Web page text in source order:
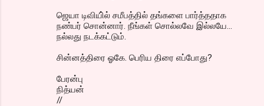
ஜெயா டிவியி்ல் சமீபத்தில் தங்களை பார்த்ததாக
நண்பர் சொன்னார். நீங்கள் சொல்லவே இல்லயே...
நல்லது நடக்கட்டும்.
சின்னத்திரை ஓகே. பெரிய திரை எப்போது?
பேரன்பு
நித்யன்
//